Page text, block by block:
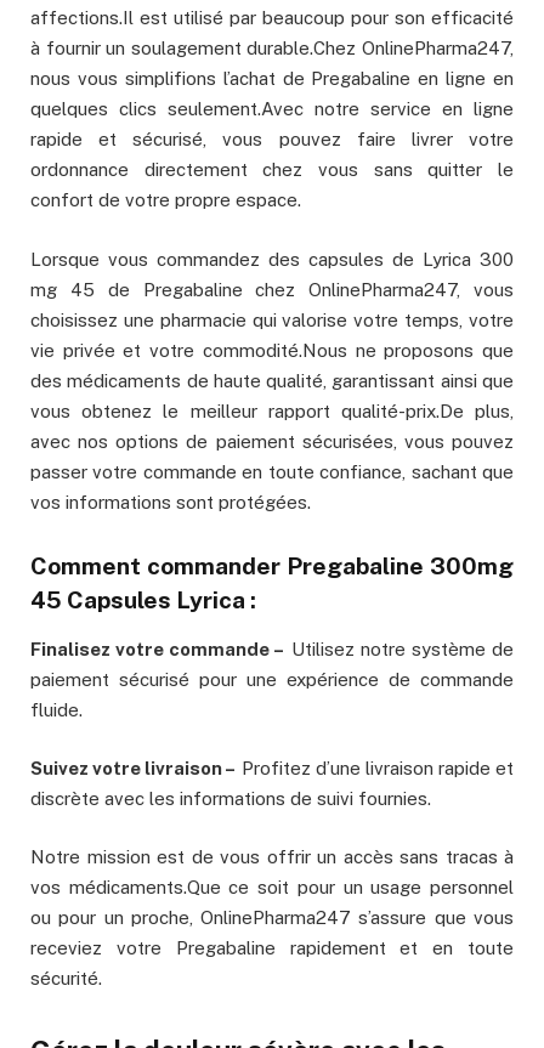
affections.Il est utilisé par beaucoup pour son efficacité
à fournir un soulagement durable.Chez OnlinePharma247,
nous vous simplifions l’achat de Pregabaline en ligne en
quelques clics seulement.Avec notre service en ligne
rapide et sécurisé, vous pouvez faire livrer votre
ordonnance directement chez vous sans quitter le
confort de votre propre espace.
Lorsque vous commandez des capsules de Lyrica 300
mg 45 de Pregabaline chez OnlinePharma247, vous
choisissez une pharmacie qui valorise votre temps, votre
vie privée et votre commodité.Nous ne proposons que
des médicaments de haute qualité, garantissant ainsi que
vous obtenez le meilleur rapport qualité-prix.De plus,
avec nos options de paiement sécurisées, vous pouvez
passer votre commande en toute confiance, sachant que
vos informations sont protégées.
Comment commander Pregabaline 300mg
45 Capsules Lyrica :
Finalisez votre commande – Utilisez notre système de
paiement sécurisé pour une expérience de commande
fluide.
Suivez votre livraison – Profitez d’une livraison rapide et
discrète avec les informations de suivi fournies.
Notre mission est de vous offrir un accès sans tracas à
vos médicaments.Que ce soit pour un usage personnel
ou pour un proche, OnlinePharma247 s’assure que vous
receviez votre Pregabaline rapidement et en toute
sécurité.